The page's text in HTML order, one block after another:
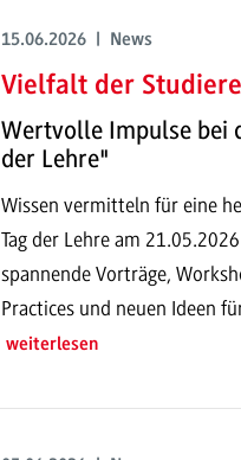
15.06.2026 | News
Vielfalt der
Wertvolle Impulse bei
der Lehre"
Wissen vermitteln für eine
Tag der Lehre am
spannende Vorträge,
Practices und neuen Ideen
weiterlesen